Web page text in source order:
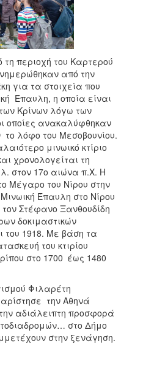
περιοχή του Καρτερού
από την
για τα στοιχεία που
Έπαυλη, η οποία είναι
Κρίνων λόγω των
οποίες ανακαλύφθηκαν
λόφο του Μεσοβουνίου.
μινωικό κτίριο
χρονολογείται τη
στον 17ο αιώνα π.X. Η
Μέγαρο του Νίρου στην
Έπαυλη στο Νίρου
Στέφανο Ξανθουδίδη
δοκιμαστικών
του 1918. Με βάση τα
του κτιρίου
στο 1700 έως 1480
Φιλαρέτη
την Αθηνά
αδιάλειπτη προσφορά
στο Δήμο
στην ξενάγηση.